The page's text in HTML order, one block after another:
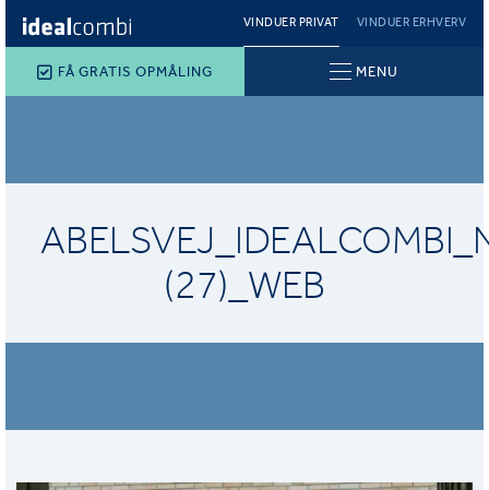
VINDUER PRIVAT VINDUER ERHVERV
FÅ GRATIS OPMÅLING MENU
(27)_WEB